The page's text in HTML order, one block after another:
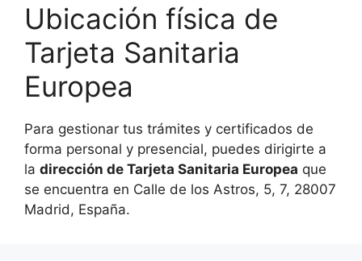
Ubicación física de
Tarjeta Sanitaria
Europea
Para gestionar tus trámites y certificados de
forma personal y presencial, puedes dirigirte a
la dirección de Tarjeta Sanitaria Europea que
se encuentra en Calle de los Astros, 5, 7, 28007
Madrid, España.